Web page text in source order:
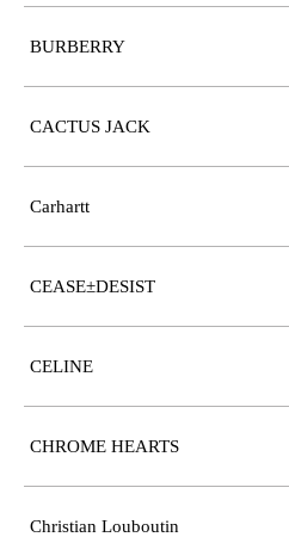
BURBERRY
CACTUS JACK
Carhartt
CEASE±DESIST
CELINE
CHROME HEARTS
Christian Louboutin